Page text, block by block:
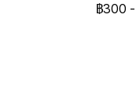
฿300 -